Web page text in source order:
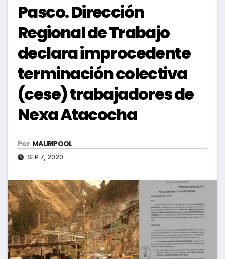
Pasco. Dirección
Regional de Trabajo
declara improcedente
terminación colectiva
(cese) trabajadores de
Nexa Atacocha
Por MAURIPOOL
SEP 7, 2020